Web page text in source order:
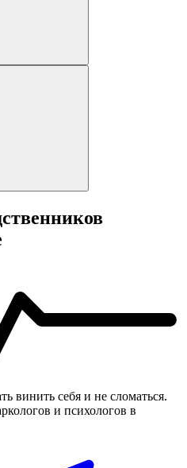
винить себя и не сломаться.
и психологов в